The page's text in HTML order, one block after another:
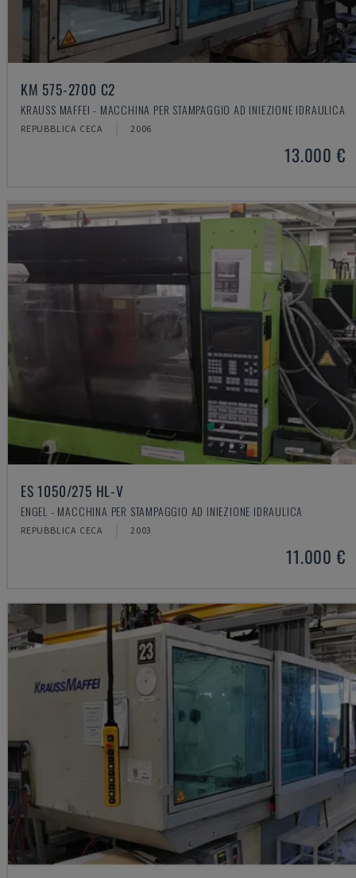
KM 575-2700 C2
KRAUSS MAFFEI - MACCHINA PER STAMPAGGIO AD INIEZIONE IDRAULICA
REPUBBLICA CECA 2006
13.000 €
ES 1050/275 HL-V
ENGEL - MACCHINA PER STAMPAGGIO AD INIEZIONE IDRAULICA
REPUBBLICA CECA 2003
11.000 €